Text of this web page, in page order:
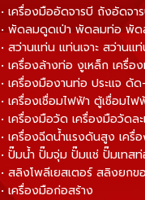
• เครื่องมืออัดจารบี ถังอัดจา
• พัดลมดูดเป่า พัดลมท่อ พัด
• สว่านแท่น แท่นเจาะ สว่านแ
• เครื่องล้างท่อ งูเหล็ก เครื่
• เครื่องมืองานท่อ ประแจ
• เครื่องเชื่อมไฟฟ้า ตู้เชื่อมไ
• เครื่องมือวัด เครื่องมือวัดล
• เครื่องฉีดน้ำแรงดันสูง เค
• ปั๊มน้ำ ปั๊มจุ่ม ปั๊มแช่ ปั๊มเทส
• สลิงโพลีเยสเตอร์ สลิงยกข
• เครื่องมือก่อสร้าง